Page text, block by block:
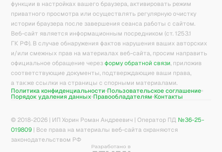
функции в настройках вашего браузера, активировать режим
приватного просмотра или осуществлять регулярную очистку
истории браузера после завершения сеанса работы с сайтом.
Веб-сайт является информационным посредником (ст. 1253.1
ГК РФ). В случае обнаружения фактов нарушения ваших авторских
и/или смежных прав на материалах веб-сайта, просим направить
официальное обращение через форму обратной связи, приложив
соответствующие документы, подтверждающие ваши права,
а также ссылки на страницы с спорными материалами.
Политика конфиденциальности Пользовательское соглашение
Порядок удаления данных Правообладателям Контакты
© 2018-2026 | ИП Хорин Роман Андреевич | Оператор ПД №36-25-
019809 | Все права на материалы веб-сайта охраняются
законодательством РФ